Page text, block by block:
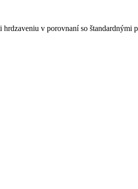
v porovnaní so